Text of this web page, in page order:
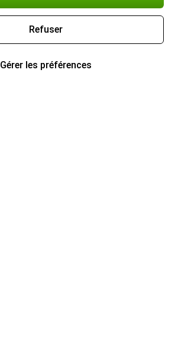
Refuser
Gérer les préférences